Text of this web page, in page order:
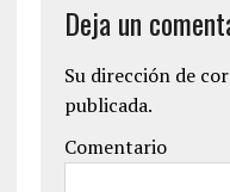
Deja un
Su dirección de
publicada.
Comentario